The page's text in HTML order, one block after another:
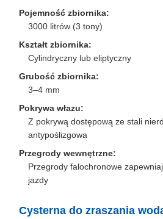
Pojemność zbiornika:
3000 litrów (3 tony)
Kształt zbiornika:
Cylindryczny lub eliptyczny
Grubość zbiornika:
3–4 mm
Pokrywa włazu:
Z pokrywą dostępową ze stali
antypoślizgowa
Przegrody wewnętrzne:
Przegrody falochronowe
jazdy
Cysterna do zraszania